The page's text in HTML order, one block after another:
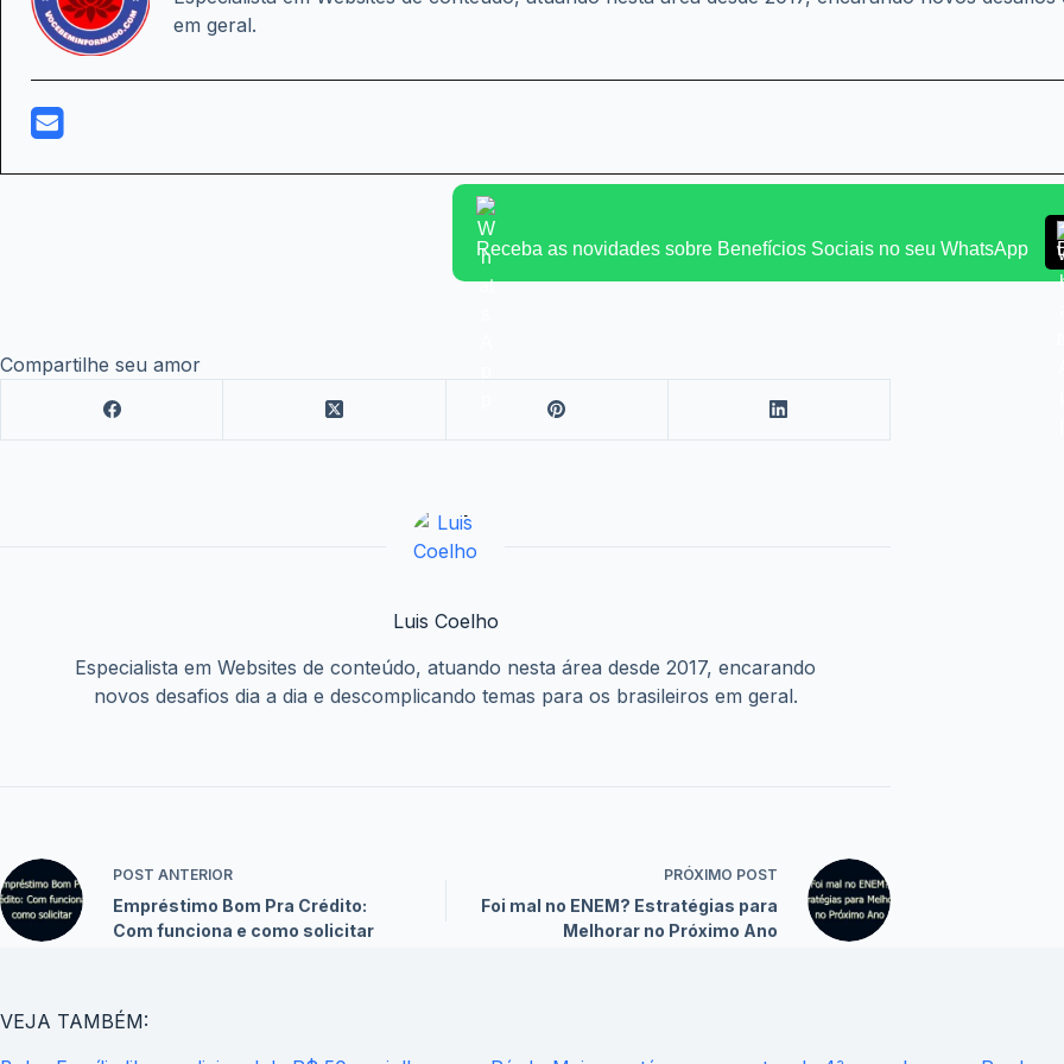
em geral.
Receba as novidades sobre Benefícios Sociais no seu WhatsApp
Compartilhe seu amor
Luis Coelho
Especialista em Websites de conteúdo, atuando nesta área desde 2017, encarando
novos desafios dia a dia e descomplicando temas para os brasileiros em geral.
POST ANTERIOR
Empréstimo Bom Pra Crédito:
Com funciona e como solicitar
PRÓXIMO POST
Foi mal no ENEM? Estratégias para
Melhorar no Próximo Ano
VEJA TAMBÉM: